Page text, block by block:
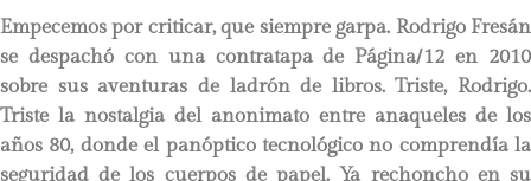
Empecemos por criticar, que siempre garpa. Rodrigo Fresán
se despachó con una contratapa de Página/12 en 2010
sobre sus aventuras de ladrón de libros. Triste, Rodrigo.
Triste la nostalgia del anonimato entre anaqueles de los
años 80, donde el panóptico tecnológico no comprendía la
seguridad de los cuerpos de papel. Ya rechoncho en su